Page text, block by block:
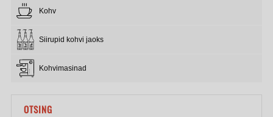
Kohv
Siirupid kohvi jaoks
Kohvimasinad
OTSING